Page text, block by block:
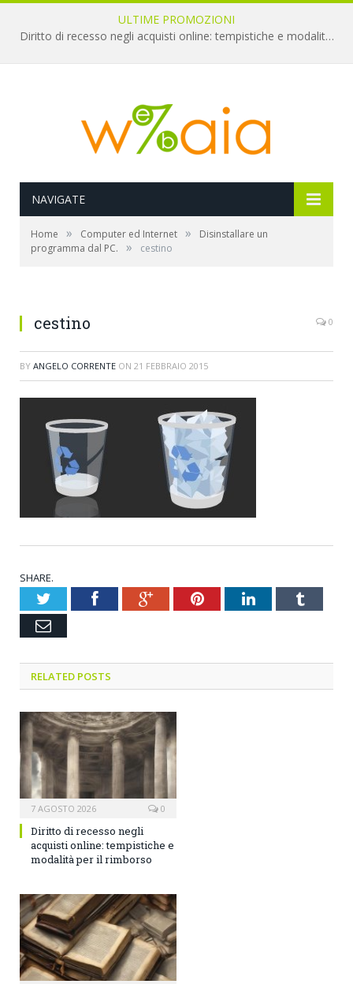
ULTIME PROMOZIONI
Diritto di recesso negli acquisti online: tempistiche e modalità per il rimborso
NAVIGATE
Home » Computer ed Internet »
Disinstallare un
programma dal PC.
» cestino
cestino 0
BY ANGELO CORRENTE ON 21 FEBBRAIO 2015
SHARE.
TwitterFacebookGoogle+PinterestLinkedInTumblr
Email
RELATED POSTS
7 AGOSTO 2026 0
Diritto di recesso negli
acquisti online: tempistiche e
modalità per il rimborso